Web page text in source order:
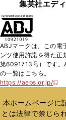
集英社エデ
ABJマークは、この電
ンツ使用許諾を得た正
第6091713号）です。
の一覧はこちら。
https://aebs.or.jp/
新
い
ウ
ィ
本ホームページに
とは法律で禁じら